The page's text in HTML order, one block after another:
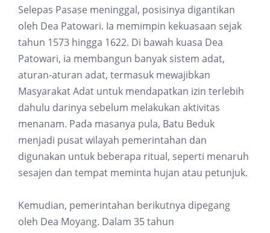
Selepas Pasase meninggal, posisinya digantikan
oleh Dea Patowari. Ia memimpin kekuasaan sejak
tahun 1573 hingga 1622. Di bawah kuasa Dea
Patowari, ia membangun banyak sistem adat,
aturan-aturan adat, termasuk mewajibkan
Masyarakat Adat untuk mendapatkan izin terlebih
dahulu darinya sebelum melakukan aktivitas
menanam. Pada masanya pula, Batu Beduk
menjadi pusat wilayah pemerintahan dan
digunakan untuk beberapa ritual, seperti menaruh
sesajen dan tempat meminta hujan atau petunjuk.
Kemudian, pemerintahan berikutnya dipegang
oleh Dea Moyang. Dalam 35 tahun